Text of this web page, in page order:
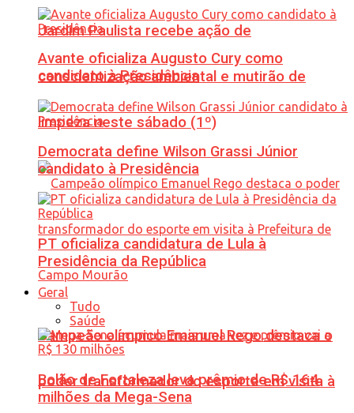
Jardim Paulista recebe ação de
conscientização ambiental e mutirão de
limpeza neste sábado (1º)
Campeão olímpico Emanuel Rego destaca o
poder transformador do esporte em visita à
Avante oficializa Augusto Cury como
candidato à Presidência
Democrata define Wilson Grassi Júnior
candidato à Presidência
PT oficializa candidatura de Lula à
Presidência da República
Geral
Tudo
Saúde
Bolão de Fortaleza leva prêmio de R$ 164
milhões da Mega-Sena